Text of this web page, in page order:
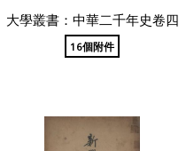
大學叢書：中華二千年史卷四
16個附件